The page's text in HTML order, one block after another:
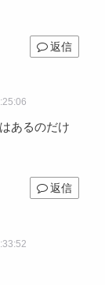
返信
あるのだけ
返信